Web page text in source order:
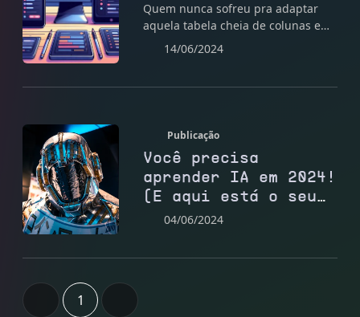
Quem nunca sofreu pra adaptar
aquela tabela cheia de colunas em
telas menores?! Hoje eu vou
14/06/2024
Publicação
Você precisa
aprender IA em 2024!
(E aqui está o seu
roteiro)
04/06/2024
1